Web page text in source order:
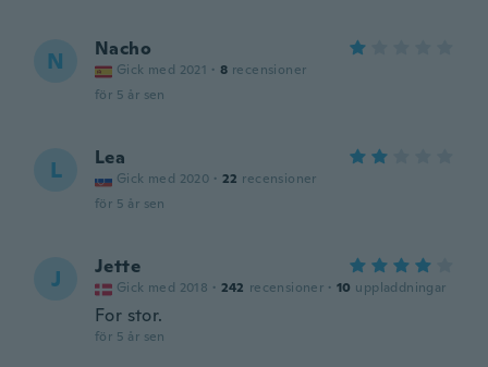
N Nacho
Gick med 2021 · 8 recensioner
för 5 år sen
L Lea
Gick med 2020 · 22 recensioner
för 5 år sen
J Jette
Gick med 2018 · 242 recensioner · 10 uppladdningar
For stor.
för 5 år sen